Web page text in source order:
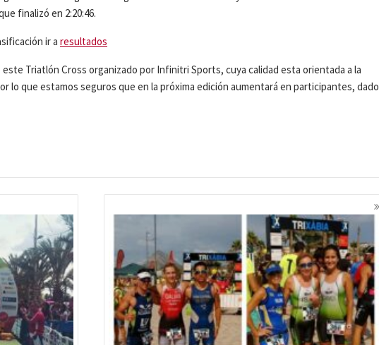
finalizó en 2:20:46.
ir a resultados
Triatlón Cross organizado por Infinitri Sports, cuya calidad esta orientada a la
lo que estamos seguros que en la próxima edición aumentará en participantes, dado